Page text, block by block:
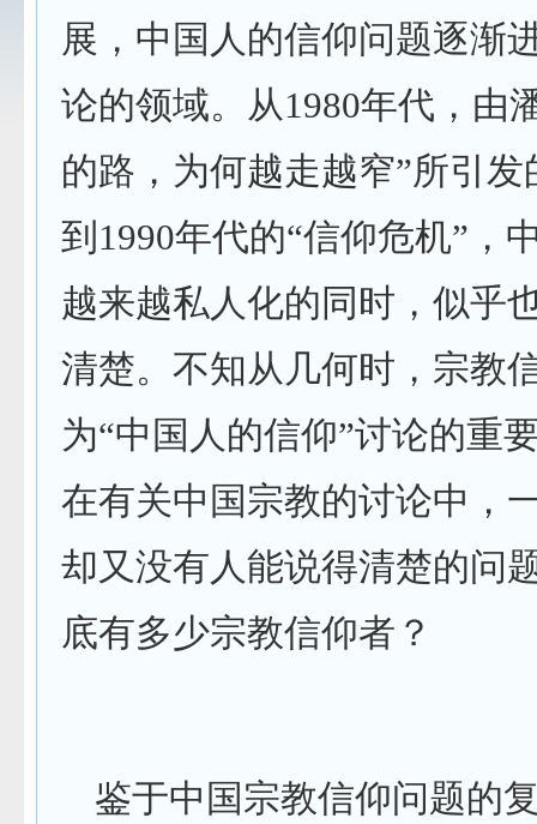
展，中国人的信仰问题逐渐
论的领域。从1980年代，由
的路，为何越走越窄”所引发
到 1990年代的“信仰危机” ，
越来越私人化的同时，似乎
清楚。不知从几何时，宗教
为“中国人的信仰”讨论的重
在有关中国宗教的讨论中，
却又没有人能说得清楚的问
底有多少宗教信仰者？
鉴于中国宗教信仰问题的